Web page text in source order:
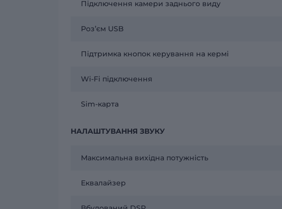
Підключення камери заднього виду
Розʼєм USB
Підтримка кнопок керування на кермі
Wi-Fi підключення
Sim-карта
НАЛАШТУВАННЯ ЗВУКУ
Максимальна вихідна потужність
Еквалайзер